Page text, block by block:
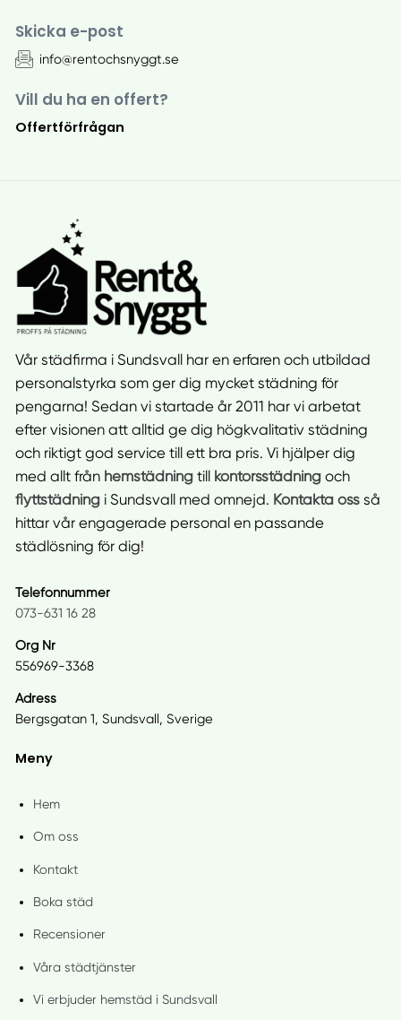
Skicka e-post
info@rentochsnyggt.se
Vill du ha en offert?
Offertförfrågan
Vår städfirma i Sundsvall har en erfaren och utbildad
personalstyrka som ger dig mycket städning för
pengarna! Sedan vi startade år 2011 har vi arbetat
efter visionen att alltid ge dig högkvalitativ städning
och riktigt god service till ett bra pris. Vi hjälper dig
med allt från hemstädningtill kontorsstädningoch
flyttstädningi Sundsvall med omnejd. Kontakta oss så
hittar vår engagerade personal en passande
städlösning för dig!
Telefonnummer
073-631 16 28
Org Nr
556969-3368
Adress
Bergsgatan 1, Sundsvall, Sverige
Meny
Hem
Om oss
Kontakt
Boka städ
Recensioner
Våra städtjänster
Vi erbjuder hemstäd i Sundsvall